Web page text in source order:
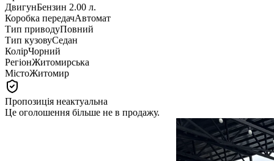
ДвигунБензин 2.00 л.
Коробка передачАвтомат
Тип приводуПовний
Тип кузовуСедан
КолірЧорний
РегіонЖитомирська
МістоЖитомир
Пропозиція неактуальна
Це оголошення більше не в продажу.